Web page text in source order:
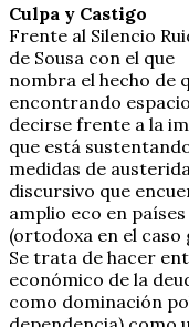
Culpa y Castigo
Frente al Silencio
de Sousa con el que
nombra el hecho de
encontrando
decirse frente a la
que está
medidas de
discursivo que
amplio eco en
(ortodoxa en el caso
Se trata de hacer
económico de la
como dominación